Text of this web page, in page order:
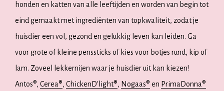
honden en katten van alle leeftijden en worden van begin tot
eind gemaakt met ingrediënten van topkwaliteit, zodat je
huisdier een vol, gezond en gelukkig leven kan leiden. Ga
voor grote of kleine penssticks of kies voor botjes rund, kip of
lam. Zoveel lekkernijen waar je huisdier uit kan kiezen!
Antos®, Cerea®, ChickenD'light®, Nogaas® en PrimaDonna®